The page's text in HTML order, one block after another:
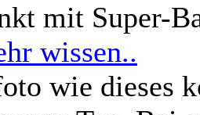
mit Super-
wissen..
wie dieses